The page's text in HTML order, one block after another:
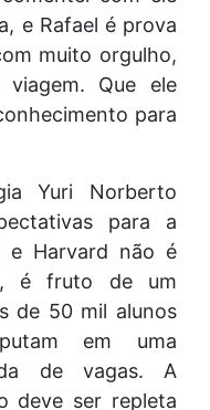
e Rafael é prova
muito orgulho,
viagem. Que ele
para
Yuri Norberto
para a
e Harvard não é
é fruto de um
de 50 mil alunos
em uma
de vagas. A
deve ser repleta